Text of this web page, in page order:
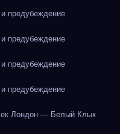
предубеждение
предубеждение
предубеждение
предубеждение
Лондон — Белый Клык